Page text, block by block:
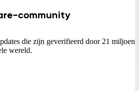
community
die zijn geverifieerd door 21 miljoen
wereld.